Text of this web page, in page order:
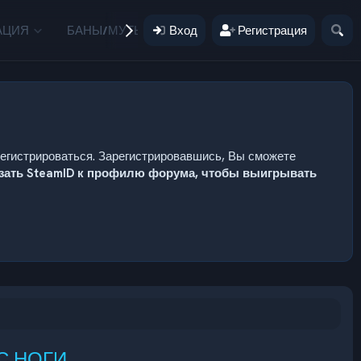
БАНЫ/МУТЫ ПОЖЕРТВОВАНИЯ
Вход Регистрация
Зарегистрировавшись, Вы сможете
SteamID к профилю форума, чтобы выигрывать